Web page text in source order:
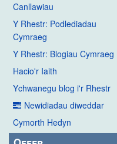
Canllawiau
Y Rhestr: Podlediadau
Cymraeg
Y Rhestr: Blogiau Cymraeg
Hacio'r Iaith
Ychwanegu blog i'r Rhestr
Newidiadau diweddar
Cymorth Hedyn